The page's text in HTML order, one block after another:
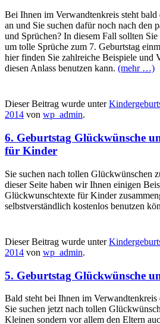
Bei Ihnen im Verwandtenkreis steht bald
an und Sie suchen dafür noch nach den
und Sprüchen? In diesem Fall sollten
um tolle Sprüche zum 7. Geburtstag
hier finden Sie zahlreiche Beispiele und
diesen Anlass benutzen kann. (mehr …)
Dieser Beitrag wurde unter
2014 von wp_admin.
6. Geburtstag Glückwünsche
für Kinder
Sie suchen nach tollen Glückwünschen
dieser Seite haben wir Ihnen einigen
Glückwunschtexte für Kinder
selbstverständlich kostenlos benutzen
Dieser Beitrag wurde unter
2014 von wp_admin.
5. Geburtstag Glückwünsche
Bald steht bei Ihnen im Verwandtenkreis
Sie suchen jetzt nach tollen
Kleinen sondern vor allem den Eltern